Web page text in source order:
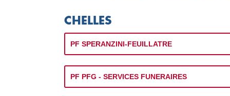
CHELLES
PF SPERANZINI-FEUILLATRE
PF PFG - SERVICES FUNERAIRES